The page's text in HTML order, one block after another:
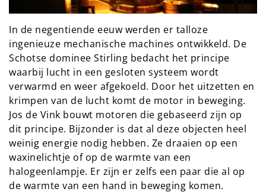
In de negentiende eeuw werden er talloze
ingenieuze mechanische machines ontwikkeld. De
Schotse dominee Stirling bedacht het principe
waarbij lucht in een gesloten systeem wordt
verwarmd en weer afgekoeld. Door het uitzetten en
krimpen van de lucht komt de motor in beweging.
Jos de Vink bouwt motoren die gebaseerd zijn op
dit principe. Bijzonder is dat al deze objecten heel
weinig energie nodig hebben. Ze draaien op een
waxinelichtje of op de warmte van een
halogeenlampje. Er zijn er zelfs een paar die al op
de warmte van een hand in beweging komen.